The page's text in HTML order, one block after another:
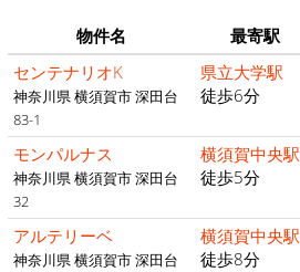
物件名 最寄駅
センテナリオK
神奈川県 横須賀市 深田台
83-1
県立大学駅
徒歩6分
モンパルナス
神奈川県 横須賀市 深田台
32
横須賀中央駅
徒歩5分
アルテリーベ
神奈川県 横須賀市 深田台
横須賀中央駅
徒歩8分